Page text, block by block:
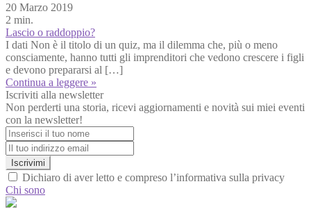
20 Marzo 2019
2 min.
Lascio o raddoppio?
I dati Non è il titolo di un quiz, ma il dilemma che, più o meno
consciamente, hanno tutti gli imprenditori che vedono crescere i figli
e devono prepararsi al […]
Continua a leggere »
Iscriviti alla newsletter
Non perderti una storia, ricevi aggiornamenti e novità sui miei eventi
con la newsletter!
Iscrivimi
Dichiaro di aver letto e compreso l’informativa sulla privacy
Chi sono